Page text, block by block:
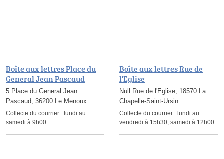
Boîte aux lettres Place du
General Jean Pascaud
5 Place du General Jean
Pascaud, 36200 Le Menoux
Collecte du courrier : lundi au
samedi à 9h00
Boîte aux lettres Rue de
l'Eglise
Null Rue de l'Eglise, 18570 La
Chapelle-Saint-Ursin
Collecte du courrier : lundi au
vendredi à 15h30, samedi à 12h00